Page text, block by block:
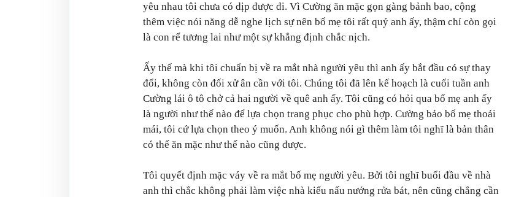
yêu nhau tôi chưa có dịp được đi. Vì Cường ăn mặc gọn gàng bảnh bao, cộng
thêm việc nói năng dễ nghe lịch sự nên bố mẹ tôi rất quý anh ấy, thậm chí còn gọi
là con rể tương lai như một sự khẳng định chắc nịch.
Ấy thế mà khi tôi chuẩn bị về ra mắt nhà người yêu thì anh ấy bắt đầu có sự thay
đổi, không còn đối xử ân cần với tôi. Chúng tôi đã lên kế hoạch là cuối tuần anh
Cường lái ô tô chở cả hai người về quê anh ấy. Tôi cũng có hỏi qua bố mẹ anh ấy
là người như thế nào để lựa chọn trang phục cho phù hợp. Cường bảo bố mẹ thoải
mái, tôi cứ lựa chọn theo ý muốn. Anh không nói gì thêm làm tôi nghĩ là bản thân
có thể ăn mặc như thế nào cũng được.
Tôi quyết định mặc váy về ra mắt bố mẹ người yêu. Bởi tôi nghĩ buổi đầu về nhà
anh thì chắc không phải làm việc nhà kiểu nấu nướng rửa bát, nên cũng chẳng cần